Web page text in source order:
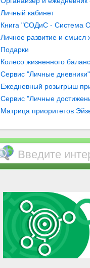
Личный кабинет
Книга "СОДиС - Система
Личное развитие и смысл
Подарки
Колесо жизненного
гармонии в жизни… /
"Личные цели" / Блоги /
Сервис "Личные дневники"
Ежедневный розыгрыш
Сервис "Личные
Матрица приоритетов
Личное развитие и